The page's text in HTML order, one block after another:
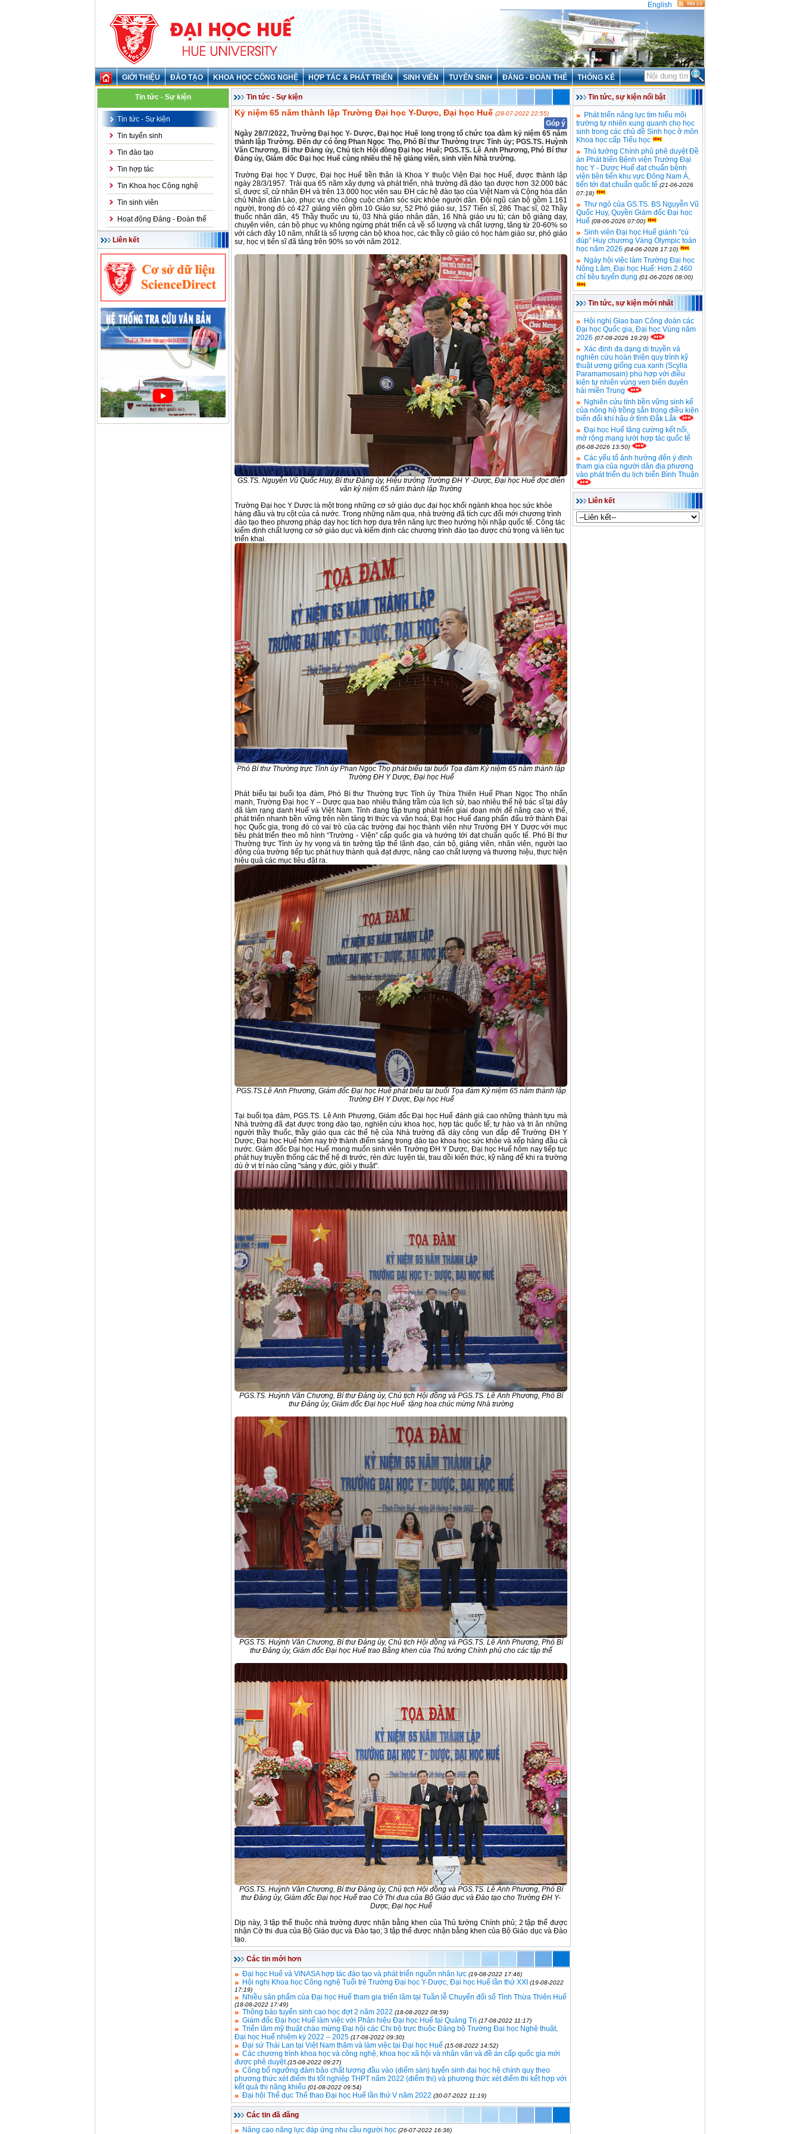
English
GIỚI THIỆU ĐÀO TẠO KHOA HỌC CÔNG NGHỆ HỢP TÁC & PHÁT TRIỂN SINH VIÊN TUYỂN SINH ĐẢNG - ĐOÀN THỂ THỐNG KÊ
Tin tức - Sự kiện
Tin tức - Sự kiện
Tin tuyển sinh
Tin đào tạo
Tin hợp tác
Tin Khoa học Công nghệ
Tin sinh viên
Hoạt động Đảng - Đoàn thể
Liên kết
Tin tức - Sự kiện
Kỷ niệm 65 năm thành lập Trường Đại học Y-Dược, Đại học Huế (28-07-2022 22:55)
Góp ý
Ngày 28/7/2022, Trường Đại học Y- Dược, Đại học Huế long trọng tổ chức tọa đàm kỷ niệm 65 năm
thành lập Trường. Đến dự có ông Phan Ngọc Thọ, Phó Bí thư Thường trực Tỉnh ủy; PGS.TS. Huỳnh
Văn Chương, Bí thư Đảng ủy, Chủ tịch Hội đồng Đại học Huế; PGS.TS. Lê Anh Phương, Phó Bí thư
Đảng ủy, Giám đốc Đại học Huế cùng nhiều thế hệ giảng viên, sinh viên Nhà trường.
Trường Đại học Y Dược, Đại học Huế tiền thân là Khoa Y thuộc Viện Đại học Huế, được thành lập
ngày 28/3/1957. Trải qua 65 năm xây dựng và phát triển, nhà trường đã đào tạo được hơn 32.000 bác
sĩ, dược sĩ, cử nhân ĐH và trên 13.000 học viên sau ĐH các hệ đào tạo của Việt Nam và Cộng hòa dân
chủ Nhân dân Lào, phục vụ cho công cuộc chăm sóc sức khỏe người dân. Đội ngũ cán bộ gồm 1.161
người, trong đó có 427 giảng viên gồm 10 Giáo sư, 52 Phó giáo sư, 157 Tiến sĩ, 286 Thạc sĩ, 02 Thầy
thuốc nhân dân, 45 Thầy thuốc ưu tú, 03 Nhà giáo nhân dân, 16 Nhà giáo ưu tú; cán bộ giảng dạy,
chuyên viên, cán bộ phục vụ không ngừng phát triển cả về số lượng và chất lượng, tăng từ 20-60% so
với cách đây 10 năm, nhất là số lượng cán bộ khoa học, các thầy cô giáo có học hàm giáo sư, phó giáo
sư, học vị tiến sĩ đã tăng trên 90% so với năm 2012.
GS.TS. Nguyễn Vũ Quốc Huy, Bí thư Đảng ủy, Hiệu trưởng Trường ĐH Y -Dược, Đại học Huế đọc diễn
văn kỷ niệm 65 năm thành lập Trường
Trường Đại học Y Dược là một trong những cơ sở giáo dục đại học khối ngành khoa học sức khỏe
hàng đầu và trụ cột của cả nước. Trong những năm qua, nhà trường đã tích cực đổi mới chương trình
đào tạo theo phương pháp dạy học tích hợp dựa trên năng lực theo hướng hội nhập quốc tế. Công tác
kiểm định chất lượng cơ sở giáo dục và kiểm định các chương trình đào tạo được chú trọng và liên tục
triển khai.
Phó Bí thư Thường trực Tỉnh ủy Phan Ngọc Thọ phát biểu tại buổi Tọa đàm Kỷ niệm 65 năm thành lập
Trường ĐH Y Dược, Đại học Huế
Phát biểu tại buổi tọa đàm, Phó Bí thư Thường trực Tỉnh ủy Thừa Thiên Huế Phan Ngọc Thọ nhấn
mạnh, Trường Đại học Y – Dược qua bao nhiêu thăng trầm của lịch sử, bao nhiêu thế hệ bác sĩ tại đây
đã làm rạng danh Huế và Việt Nam. Tỉnh đang tập trung phát triển giai đoạn mới để nâng cao vị thế,
phát triển nhanh bền vững trên nền tảng tri thức và văn hoá; Đại học Huế đang phấn đấu trở thành Đại
học Quốc gia, trong đó có vai trò của các trường đại học thành viên như Trường ĐH Y Dược với mục
tiêu phát triển theo mô hình “Trường - Viện” cấp quốc gia và hướng tới đạt chuẩn quốc tế. Phó Bí thư
Thường trực Tỉnh ủy hy vọng và tin tưởng tập thể lãnh đạo, cán bộ, giảng viên, nhân viên, người lao
động của trường tiếp tục phát huy thành quả đạt được, nâng cao chất lượng và thương hiệu, thực hiện
hiệu quả các mục tiêu đặt ra.
PGS.TS.Lê Anh Phương, Giám đốc Đại học Huế phát biểu tại buổi Tọa đàm Kỷ niệm 65 năm thành lập
Trường ĐH Y Dược, Đại học Huế
Tại buổi tọa đàm, PGS.TS. Lê Anh Phương, Giám đốc Đại học Huế đánh giá cao những thành tựu mà
Nhà trường đã đạt được trong đào tạo, nghiên cứu khoa học, hợp tác quốc tế; tự hào và tri ân những
người thầy thuốc, thầy giáo qua các thế hệ của Nhà trường đã dày công vun đắp để Trường ĐH Y
Dược, Đại học Huế hôm nay trở thành điểm sáng trong đào tạo khoa học sức khỏe và xếp hàng đầu cả
nước. Giám đốc Đại học Huế mong muốn sinh viên Trường ĐH Y Dược, Đại học Huế hôm nay tiếp tục
phát huy truyền thống các thế hệ đi trước, rèn đức luyện tài, trau dồi kiến thức, kỹ năng để khi ra trường
dù ở vị trí nào cũng "sáng y đức, giỏi y thuật".
PGS.TS. Huỳnh Văn Chương, Bí thư Đảng ủy, Chủ tịch Hội đồng và PGS.TS. Lê Anh Phương, Phó Bí
thư Đảng ủy, Giám đốc Đại học Huế tặng hoa chúc mừng Nhà trường
PGS.TS. Huỳnh Văn Chương, Bí thư Đảng ủy, Chủ tịch Hội đồng và PGS.TS. Lê Anh Phương, Phó Bí
thư Đảng ủy, Giám đốc Đại học Huế trao Bằng khen của Thủ tướng Chính phủ cho các tập thể
PGS.TS. Huỳnh Văn Chương, Bí thư Đảng ủy, Chủ tịch Hội đồng và PGS.TS. Lê Anh Phương, Phó Bí
thư Đảng ủy, Giám đốc Đại học Huế trao Cở Thi đua của Bộ Giáo dục và Đào tạo cho Trường ĐH Y-
Dược, Đại học Huế
Dịp này, 3 tập thể thuộc nhà trường được nhận bằng khen của Thủ tướng Chính phủ; 2 tập thể được
nhận Cờ thi đua của Bộ Giáo dục và Đào tạo; 3 tập thể được nhận bằng khen của Bộ Giáo dục và Đào
tạo.
Các tin mới hơn
Đại học Huế và VINASA hợp tác đào tạo và phát triển nguồn nhân lực (19-08-2022 17:46)
Hội nghị Khoa học Công nghệ Tuổi trẻ Trường Đại học Y-Dược, Đại học Huế lần thứ XXI (19-08-2022
17:19)
Nhiều sản phẩm của Đại học Huế tham gia triển lãm tại Tuần lễ Chuyển đổi số Tỉnh Thừa Thiên Huế
(18-08-2022 17:49)
Thông báo tuyển sinh cao học đợt 2 năm 2022 (18-08-2022 08:59)
Giám đốc Đại học Huế làm việc với Phân hiệu Đại học Huế tại Quảng Trị (17-08-2022 11:17)
Triển lãm mỹ thuật chào mừng Đại hội các Chi bộ trực thuộc Đảng bộ Trường Đại học Nghệ thuật,
Đại học Huế nhiệm kỳ 2022 – 2025 (17-08-2022 09:30)
Đại sứ Thái Lan tại Việt Nam thăm và làm việc tại Đại học Huế (15-08-2022 14:52)
Các chương trình khoa học và công nghệ, khoa học xã hội và nhân văn và đề án cấp quốc gia mới
được phê duyệt (15-08-2022 09:27)
Công bố ngưỡng đảm bảo chất lượng đầu vào (điểm sàn) tuyển sinh đại học hệ chính quy theo
phương thức xét điểm thi tốt nghiệp THPT năm 2022 (điểm thi) và phương thức xét điểm thi kết hợp với
kết quả thi năng khiếu (01-08-2022 09:54)
Đại hội Thể dục Thể thao Đại học Huế lần thứ V năm 2022 (30-07-2022 11:19)
Các tin đã đăng
Nâng cao năng lực đáp ứng nhu cầu người học (26-07-2022 16:36)
Tin tức, sự kiện nổi bật
Phát triển năng lực tìm hiểu môi
trường tự nhiên xung quanh cho học
sinh trong các chủ đề Sinh học ở môn
Khoa học cấp Tiểu học
Thủ tướng Chính phủ phê duyệt Đề
án Phát triển Bệnh viện Trường Đại
học Y - Dược Huế đạt chuẩn bệnh
viện tiên tiến khu vực Đông Nam Á,
tiến tới đạt chuẩn quốc tế (21-06-2026
07:18)
Thư ngỏ của GS.TS. BS Nguyễn Vũ
Quốc Huy, Quyền Giám đốc Đại học
Huế (08-06-2026 07:00)
Sinh viên Đại học Huế giành “cú
đúp” Huy chương Vàng Olympic toán
học năm 2026 (04-06-2026 17:10)
Ngày hội việc làm Trường Đại học
Nông Lâm, Đại học Huế: Hơn 2.460
chỉ tiêu tuyển dụng (01-06-2026 08:00)
Tin tức, sự kiện mới nhất
Hội nghị Giao ban Công đoàn các
Đại học Quốc gia, Đại học Vùng năm
2026 (07-08-2026 19:29)
Xác định đa dạng di truyền và
nghiên cứu hoàn thiện quy trình kỹ
thuật ương giống cua xanh (Scylla
Paramamosain) phù hợp với điều
kiện tự nhiên vùng ven biển duyên
hải miền Trung
Nghiên cứu tính bền vững sinh kế
của nông hộ trồng sắn trong điều kiện
biến đổi khí hậu ở tỉnh Đắk Lắk
Đại học Huế tăng cường kết nối,
mở rộng mạng lưới hợp tác quốc tế
(06-08-2026 13:50)
Các yếu tố ảnh hưởng đến ý định
tham gia của người dân địa phương
vào phát triển du lịch biển Bình Thuận
Liên kết